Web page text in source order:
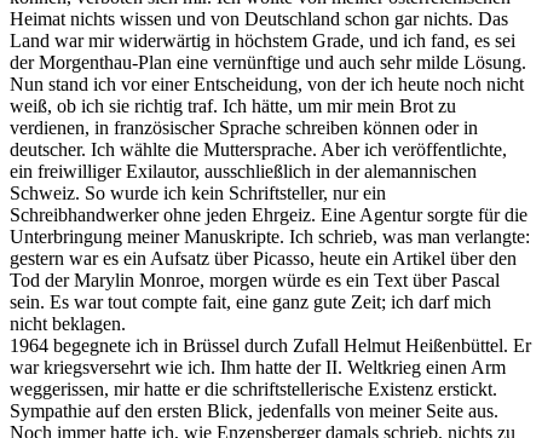
Heimat nichts wissen und von Deutschland schon gar nichts. Das
Land war mir widerwärtig in höchstem Grade, und ich fand, es sei
der Morgenthau-Plan eine vernünftige und auch sehr milde Lösung.
Nun stand ich vor einer Entscheidung, von der ich heute noch nicht
weiß, ob ich sie richtig traf. Ich hätte, um mir mein Brot zu
verdienen, in französischer Sprache schreiben können oder in
deutscher. Ich wählte die Muttersprache. Aber ich veröffentlichte,
ein freiwilliger Exilautor, ausschließlich in der alemannischen
Schweiz. So wurde ich kein Schriftsteller, nur ein
Schreibhandwerker ohne jeden Ehrgeiz. Eine Agentur sorgte für die
Unterbringung meiner Manuskripte. Ich schrieb, was man verlangte:
gestern war es ein Aufsatz über Picasso, heute ein Artikel über den
Tod der Marylin Monroe, morgen würde es ein Text über Pascal
sein. Es war tout compte fait, eine ganz gute Zeit; ich darf mich
nicht beklagen.
1964 begegnete ich in Brüssel durch Zufall Helmut Heißenbüttel. Er
war kriegsversehrt wie ich. Ihm hatte der II. Weltkrieg einen Arm
weggerissen, mir hatte er die schriftstellerische Existenz erstickt.
Sympathie auf den ersten Blick, jedenfalls von meiner Seite aus.
Noch immer hatte ich, wie Enzensberger damals schrieb, nichts zu